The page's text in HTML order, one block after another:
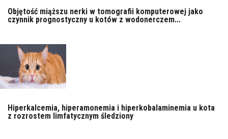
Objętość miąższu nerki w tomografii komputerowej jako
czynnik prognostyczny u kotów z wodonerczem...
Hiperkalcemia, hiperamonemia i hiperkobalaminemia u kota
z rozrostem limfatycznym śledziony